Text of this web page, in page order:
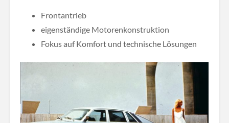
Frontantrieb
eigenständige Motorenkonstruktion
Fokus auf Komfort und technische Lösungen